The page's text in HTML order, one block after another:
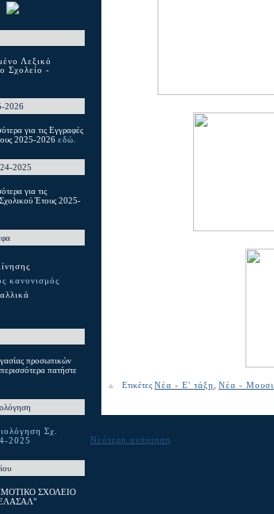
Λεξικό
Σχολείο -
2026
για τις Εγγραφές
2025-2026 εδώ.
2025
για τις
Έτους 2025-
κανονισμός
προσωπικών
πατήστε
Σχ.
2025
ΣΧΟΛΕΙΟ
Ετικέτες Νέα - Ε' τάξη Νέα -
Νεότερη ανάρτηση